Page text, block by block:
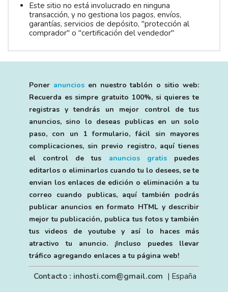
Este sitio no está involucrado en ninguna
transacción, y no gestiona los pagos, envíos,
garantías, servicios de depósito, "protección al
comprador" o "certificación del vendedor"
Poner anunciosen nuestro tablón o sitio web:
Recuerda es simpre gratuito 100%, si quieres te
registras y tendrás un mejor control de tus
anuncios, sino lo deseas publicas en un solo
paso, con un 1 formulario, fácil sin mayores
complicaciones, sin previo registro, aquí tienes
el control de tus anuncios gratispuedes
editarlos o eliminarlos cuando tu lo desees, se te
envian los enlaces de edición o eliminación a tu
correo cuando publicas, aquí también podrás
publicar anuncios en formato HTML y describir
mejor tu publicación, publica tus fotos y también
tus videos de youtube y así lo haces más
atractivo tu anuncio. ¡Incluso puedes llevar
tráfico agregando enlaces a tu página web!
Contacto : inhosti.com@gmail.com | España